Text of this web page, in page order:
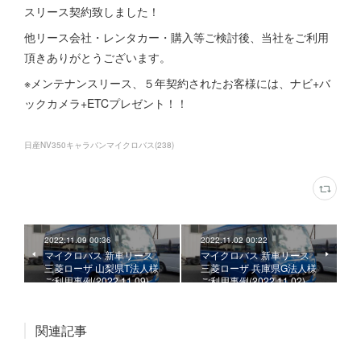
スリース契約致しました！
他リース会社・レンタカー・購入等ご検討後、当社をご利用
頂きありがとうございます。
※メンテナンスリース、５年契約されたお客様には、ナビ+バ
ックカメラ+ETCプレゼント！！
日産NV350キャラバンマイクロバス(238)
2022.11.09 00:36
マイクロバス 新車リース
三菱ローザ 山梨県T法人様
ご利用事例(2022.11.09)
2022.11.02 00:22
マイクロバス 新車リース
三菱ローザ 兵庫県G法人様
ご利用事例(2022.11.02)
関連記事